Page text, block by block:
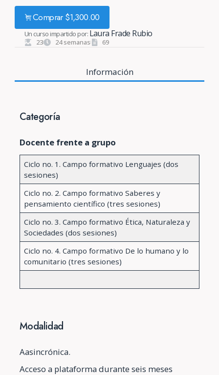
Información
Categoría
Docente frente a grupo
Ciclo no. 1. Campo formativo Lenguajes (dos
sesiones)
Ciclo no. 2. Campo formativo Saberes y
pensamiento científico (tres sesiones)
Ciclo no. 3. Campo formativo Ética, Naturaleza y
Sociedades (dos sesiones)
Ciclo no. 4. Campo formativo De lo humano y lo
comunitario (tres sesiones)
Modalidad
Aasincrónica.
Acceso a plataforma durante seis meses
Comprar $1,300.00
Un curso impartido por: Laura Frade Rubio
23 24 semanas 69